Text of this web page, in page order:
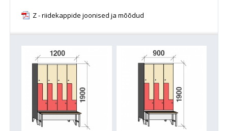
Metallist garderoobikappide uksed võivad olla
Z - riidekappide joonised ja mõõdud